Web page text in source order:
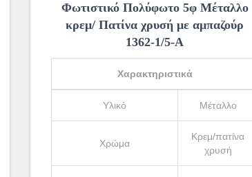
Φωτιστικό Πολύφωτο 5φ Μέταλλο
κρεμ/ Πατίνα χρυσή με αμπαζούρ
1362-1/5-Α
Χαρακτηριστικά
Υλικό Μέταλλο
Χρώμα
Κρεμ/πατίνα
χρυσή